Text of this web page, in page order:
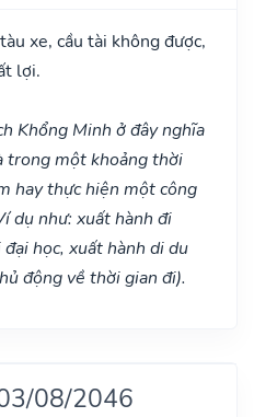
xe, cầu tài không được,
lợi.
Khổng Minh ở đây nghĩa
trong một khoảng thời
hay thực hiện một công
dụ như: xuất hành đi
học, xuất hành di du
động về thời gian đi).
08/2046